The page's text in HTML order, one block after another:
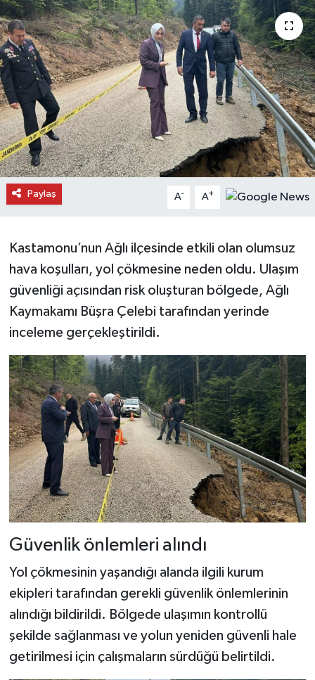
Paylaş A- A+
Kastamonu’nun Ağlı ilçesinde etkili olan olumsuz
hava koşulları, yol çökmesine neden oldu. Ulaşım
güvenliği açısından risk oluşturan bölgede, Ağlı
Kaymakamı Büşra Çelebi tarafından yerinde
inceleme gerçekleştirildi.
Güvenlik önlemleri alındı
Yol çökmesinin yaşandığı alanda ilgili kurum
ekipleri tarafından gerekli güvenlik önlemlerinin
alındığı bildirildi. Bölgede ulaşımın kontrollü
şekilde sağlanması ve yolun yeniden güvenli hale
getirilmesi için çalışmaların sürdüğü belirtildi.
Daday Haberleri
Devrekani Haberleri
Doğanyurt Haberleri
Hanönü Haberleri
İhsangazi Haberleri
İnebolu Haberleri
Merkez Haberleri
Pınarbaşı Haberleri
Şenpazar Haberleri
Seydiler Haberleri
Taşköprü Haberleri
Tosya Haberleri
Karadeniz Haberleri
Ulusal Haberler
Teknoloji Haberleri
Siyaset Haberleri
Dünya Haberleri
Yerel Haberler